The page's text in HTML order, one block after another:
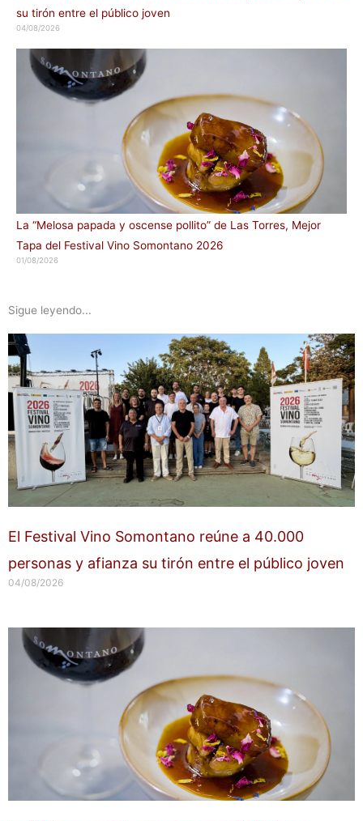
su tirón entre el público joven
04/08/2026
La “Melosa papada y oscense pollito” de Las Torres, Mejor
Tapa del Festival Vino Somontano 2026
01/08/2026
Sigue leyendo...
El Festival Vino Somontano reúne a 40.000
personas y afianza su tirón entre el público joven
04/08/2026